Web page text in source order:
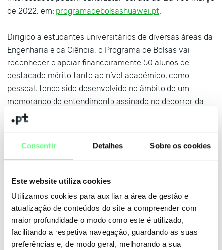
Consentir Detalhes Sobre os cookies
Este website utiliza cookies
Utilizamos cookies para auxiliar a área de gestão e
atualização de conteúdos do site a compreender com
maior profundidade o modo como este é utilizado,
facilitando a respetiva navegação, guardando as suas
preferências e, de modo geral, melhorando a sua
de 2022, em: programadebolsashuawei.pt.
Dirigido a estudantes universitários de diversas áreas da
Engenharia e da Ciência, o Programa de Bolsas vai
reconhecer e apoiar financeiramente 50 alunos de
destacado mérito tanto ao nível académico, como
pessoal, tendo sido desenvolvido no âmbito de um
memorando de entendimento assinado no decorrer da
edição de 2021 do Web Summit, no stand da StartUp
Portugal, entre o .PT e a Huawei Portugal.
Igualdade, por forma a incentivar a participação paritária
de homens e mulheres na era digital em que vivemos
atualmente. Neste âmbito, prevê-se a entrega do
mesmo número de bolsas de estudo a raparigas e
rapazes, promovendo assim a igualdade de género nas
TIC.